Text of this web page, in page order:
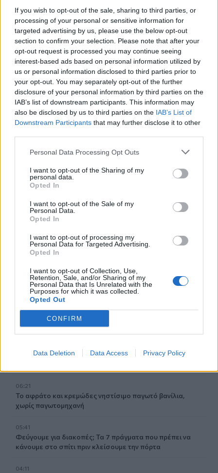
If you wish to opt-out of the sale, sharing to third parties, or
processing of your personal or sensitive information for
targeted advertising by us, please use the below opt-out
section to confirm your selection. Please note that after your
opt-out request is processed you may continue seeing
interest-based ads based on personal information utilized by
us or personal information disclosed to third parties prior to
your opt-out. You may separately opt-out of the further
disclosure of your personal information by third parties on the
IAB’s list of downstream participants. This information may
also be disclosed by us to third parties on the IAB’s List of
Downstream Participants that may further disclose it to other
Personal Data Processing Opt Outs
I want to opt-out of the Sharing of my
personal data.
Opted In
I want to opt-out of the Sale of my
Personal Data.
Opted In
I want to opt-out of processing my
Personal Data for Targeted Advertising.
Opted In
I want to opt-out of Collection, Use,
Retention, Sale, and/or Sharing of my
Personal Data that Is Unrelated with the
Purposes for which it was collected.
Opted Out
CONFIRM
Data Deletion Data Access Privacy Policy
07:36
Στήριξη Τραμπ στον νέο πρόεδρο της Κολομβίας με
«βοήθεια» 1 δισ. δολαρίων
07:29
Τα πρωτοσέλιδα των εφημερίδων
07:22
Βραζιλία: Σε χαμηλό δεκαετίας η αποψίλωση του
Αμαζονίου – Μειώθηκε κατά 37%
07:15
2025 – Μέχρι πότε μπορούν να γίνουν διορθώσεις
Τέσσερις ασκήσεις σε όρθια στάση που μετά τα 60
Βίντεο
Εορτολόγιο: Ποιοι γιορτάζουν σήμερα 8 Αυγούστου
Αντί για καφέ: Τρία ροφήματα για άμεσο "ξύπνημα" και
ενέργεια που διαρκεί
06:55
Πυρκαγιές: «Πολύ υψηλός» ο κίνδυνος και σήμερα στην
Κρήτη - Δείτε χάρτη
Σητεία: Καλύτερη η εικόνα με την φωτιά στα Αχλάδια -
06:21
Το αφράτο και κρεμώδες νηστίσιμο παγωτό βανίλια,
χωρίς παγωτομηχανή
05:41
Φεύγουμε για διακοπές; Τα 7 πράγματα που πρέπει να
κάνουμε στο σπίτι πριν κλείσουμε την πόρτα
04:11